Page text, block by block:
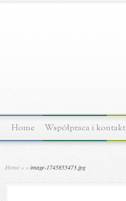
Home Współpraca i kontakt
Home » »image-1745855473.jpg